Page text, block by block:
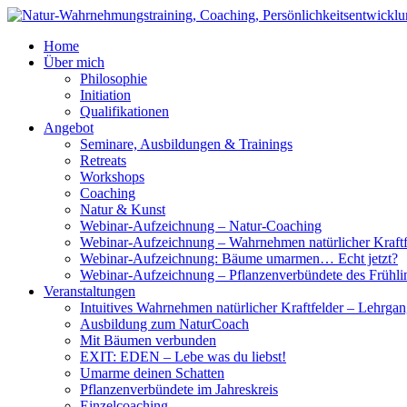
Home
Über mich
Philosophie
Initiation
Qualifikationen
Angebot
Seminare, Ausbildungen & Trainings
Retreats
Workshops
Coaching
Natur & Kunst
Webinar-Aufzeichnung – Natur-Coaching
Webinar-Aufzeichnung – Wahrnehmen natürlicher
Webinar-Aufzeichnung: Bäume umarmen… Echt jetzt?
Webinar-Aufzeichnung – Pflanzenverbündete des
Veranstaltungen
Intuitives Wahrnehmen natürlicher Kraftfelder –
Ausbildung zum NaturCoach
Mit Bäumen verbunden
EXIT: EDEN – Lebe was du liebst!
Umarme deinen Schatten
Pflanzenverbündete im Jahreskreis